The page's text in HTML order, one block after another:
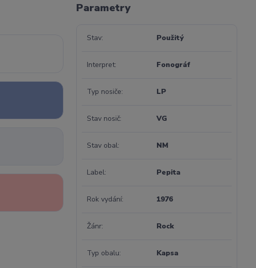
Parametry
Stav Použitý
Interpret Fonográf
Typ nosiče LP
Stav nosič VG
Stav obal NM
Label Pepita
Rok vydání 1976
Žánr Rock
Typ obalu Kapsa